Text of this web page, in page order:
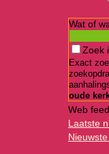
Wat of
Zoek
Exact
oude
Web
Laatste